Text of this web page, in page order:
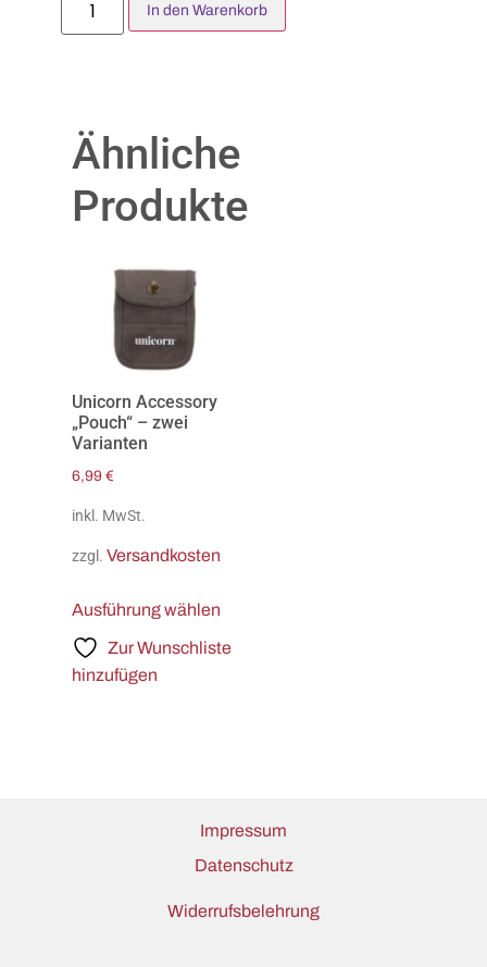
In den Warenkorb
Ähnliche
Produkte
Unicorn Accessory
„Pouch“ – zwei
Varianten
6,99 €
inkl. MwSt.
zzgl. Versandkosten
Ausführung wählen
Zur Wunschliste
hinzufügen
Impressum
Datenschutz
Widerrufsbelehrung